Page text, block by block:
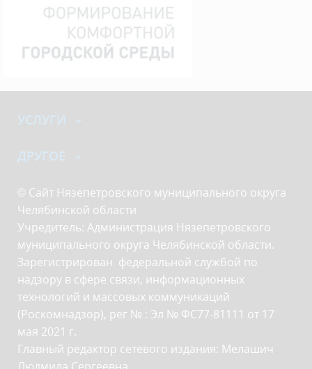
УСЛУГИ
ДРУГОЕ
© Сайт Нязепетровского муниципального округа
Челябинской области
Учредитель: Администрация Нязепетровского
муниципального округа Челябинской области.
Зарегистрирован федеральной службой по
надзору в сфере связи, информационных
технологий и массовых коммуникаций
(Роскомнадзор), рег № : Эл № ФС77-81111 от 17
мая 2021 г.
Главный редактор сетевого издания: Мелашич